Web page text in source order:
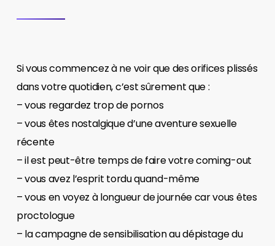
Si vous commencez à ne voir que des orifices plissés
dans votre quotidien, c’est sûrement que :
– vous regardez trop de pornos
– vous êtes nostalgique d’une aventure sexuelle
récente
– il est peut-être temps de faire votre coming-out
– vous avez l’esprit tordu quand-même
– vous en voyez à longueur de journée car vous êtes
proctologue
– la campagne de sensibilisation au dépistage du